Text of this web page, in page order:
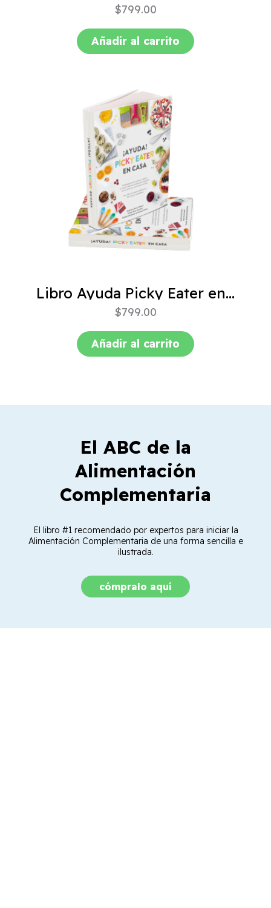
$799.00
Añadir al carrito
Libro Ayuda Picky Eater en casa
$799.00
Añadir al carrito
El ABC de la
Alimentación
Complementaria
El libro #1 recomendado por expertos para iniciar la
Alimentación Complementaria de una forma sencilla e
ilustrada.
cómpralo aquí